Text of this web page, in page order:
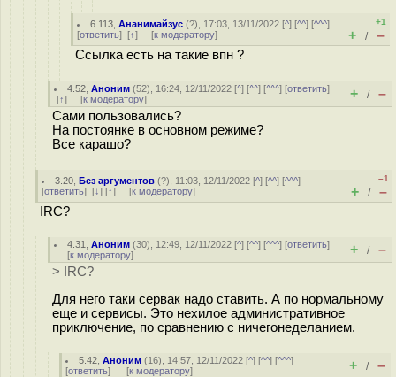
6.113 ,Ананимайзус (?), 17:03, 13/11/2022 [^] [^^] [^^^]
[ответить] [↑] [к модератору]
+1
+ / –
Ссылка есть на такие впн ?
4.52 ,Аноним (52), 16:24, 12/11/2022 [^] [^^] [^^^] [ответить]
[↑] [к модератору] + / –
Сами пользовались?
На постоянке в основном режиме?
Все карашо?
3.20 ,Без аргументов (?), 11:03, 12/11/2022 [^] [^^] [^^^]
[ответить] [↓] [↑] [к модератору]
–1
+ / –
IRC?
4.31 ,Аноним (30), 12:49, 12/11/2022 [^] [^^] [^^^] [ответить]
[к модератору] + / –
> IRC?
Для него таки сервак надо ставить. А по нормальному
еще и сервисы. Это нехилое административное
приключение, по сравнению с ничегонеделанием.
5.42 ,Аноним (16), 14:57, 12/11/2022 [^] [^^] [^^^]
[ответить] [к модератору] + / –